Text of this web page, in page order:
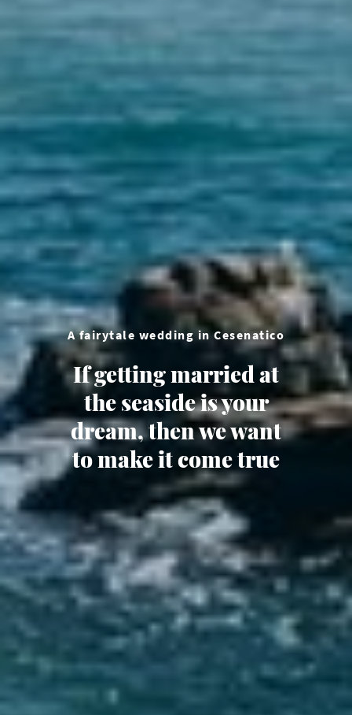
A fairytale wedding in Cesenatico
If getting married at
the seaside is your
dream, then we want
to make it come true